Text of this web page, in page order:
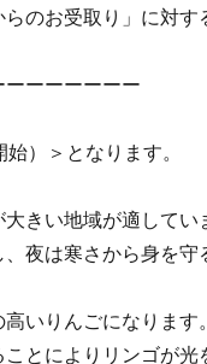
のお受取り」に対す
ーーーーーー
）＞となります。
きい地域が適してい
夜は寒さから身を守
いりんごになります。
とによりリンゴが光